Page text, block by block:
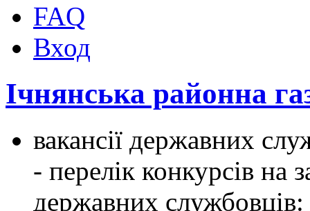
FAQ
Вход
Ічнянська районна
вакансії державних
- перелік конкурсів на
державних службовців: